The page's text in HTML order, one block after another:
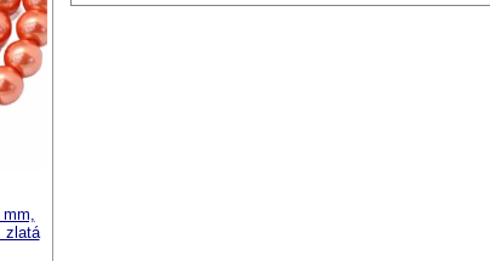
zlatá